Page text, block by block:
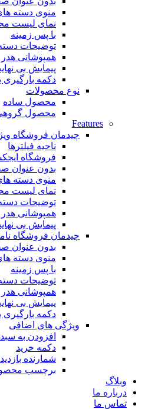
منوی دسته
نمای لیست
با پس زمینه
توضیحات
همپوشانی هدر
پیمایش بی
دکمه بارگیری
نوع محصولات
محصول ساده
محصول
Features
چیدمان فروشگاه
ناحیه فیلترها
فروشگاه
بدون عنوان
منوی دسته
نمای لیست
توضیحات
همپوشانی هدر
پیمایش بی
چیدمان فروشگاه
بدون عنوان
منوی دسته
با پس زمینه
توضیحات
همپوشانی هدر
پیمایش بی
دکمه بارگیری
ویژگی های اضافی
افزودن به
دکمه خرید
شمارنده
برچسب
وبلاگ
درباره ما
تماس ما